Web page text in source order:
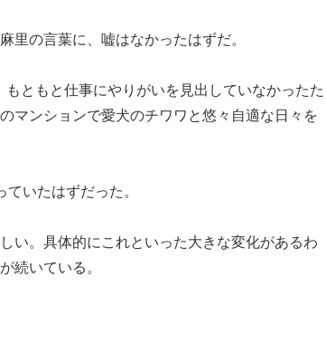
里の言葉に、嘘はなかったはずだ。
ともと仕事にやりがいを見出していなかったた
マンションで愛犬のチワワと悠々自適な日々を
いたはずだった。
い。具体的にこれといった大きな変化があるわ
続いている。